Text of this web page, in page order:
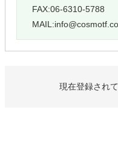
FAX:06-6310-5788
MAIL:
現在登録され